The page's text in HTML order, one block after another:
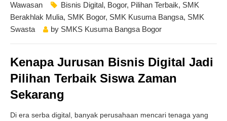
Wawasan
Bisnis Digital, Bogor, Pilihan Terbaik, SMK
Berakhlak Mulia, SMK Bogor, SMK Kusuma Bangsa, SMK
Swasta
by SMKS Kusuma Bangsa Bogor
Kenapa Jurusan Bisnis Digital Jadi
Pilihan Terbaik Siswa Zaman
Sekarang
Di era serba digital, banyak perusahaan mencari tenaga yang